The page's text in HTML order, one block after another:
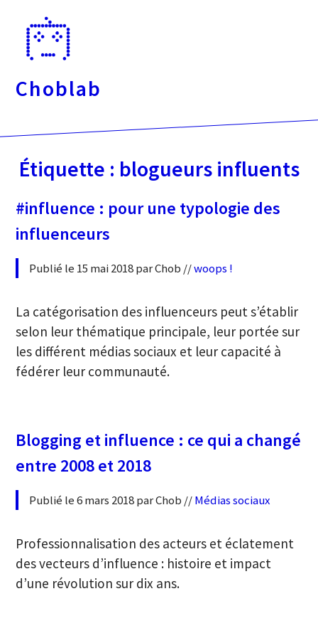
directement
Choblab
Étiquette : blogueurs influents
#influence : pour une typologie des
influenceurs
Publié le 15 mai 2018 par Chob //woops !
La catégorisation des influenceurs peut s’établir
selon leur thématique principale, leur portée sur
les différent médias sociaux et leur capacité à
fédérer leur communauté.
Blogging et influence : ce qui a changé
entre 2008 et 2018
Publié le 6 mars 2018 par Chob //Médias sociaux
Professionnalisation des acteurs et éclatement
des vecteurs d’influence : histoire et impact
d’une révolution sur dix ans.